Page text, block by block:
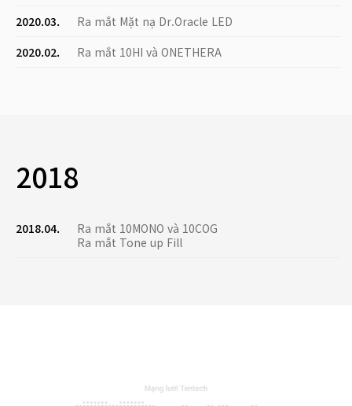
2020.03.
Ra mắt Mặt nạ Dr.Oracle LED
2020.02.
Ra mắt 10HI và ONETHERA
2018
2018.04.
Ra mắt 10MONO và 10COG
Ra mắt Tone up Fill